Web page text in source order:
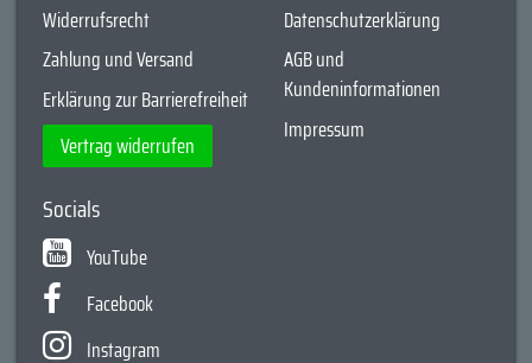
Widerrufsrecht
Zahlung und Versand
Erklärung zur Barrierefreiheit
Vertrag widerrufen
Datenschutzerklärung
AGB und
Kundeninformationen
Impressum
Socials
YouTube
Facebook
Instagram